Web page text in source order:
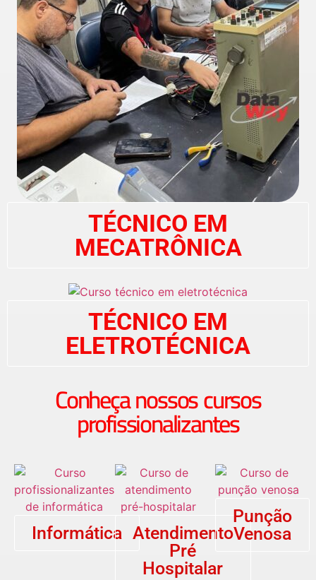
TÉCNICO EM
MECATRÔNICA
TÉCNICO EM
ELETROTÉCNICA
Conheça nossos cursos
profissionalizantes
Informática Atendimento
Pré
Hospitalar
Punção
Venosa